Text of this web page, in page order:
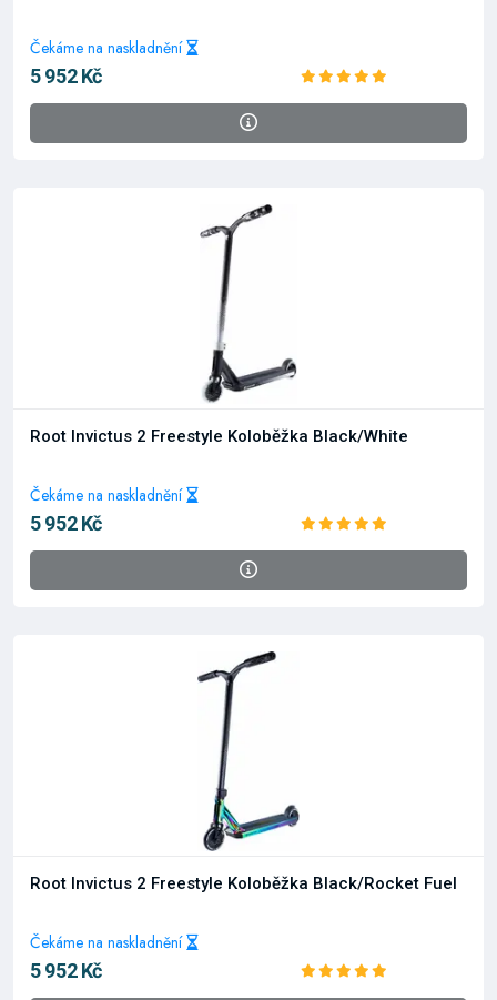
Čekáme na naskladnění
5 952 Kč
Root Invictus 2 Freestyle Koloběžka Black/White
Čekáme na naskladnění
5 952 Kč
Root Invictus 2 Freestyle Koloběžka Black/Rocket Fuel
Čekáme na naskladnění
5 952 Kč